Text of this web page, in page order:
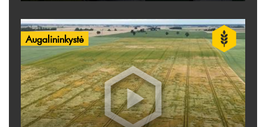
Augalininkystė